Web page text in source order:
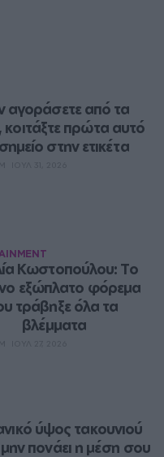
αγοράσετε από τα
κοιτάξτε πρώτα αυτό
στην ετικέτα
Κωστοπούλου: Το
εξώπλατο φόρεμα
τράβηξε όλα τα
βλέμματα
ύψος τακουνιού
μην πονάει η μέση σου